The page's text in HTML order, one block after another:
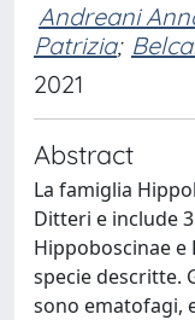
Andreani
Patrizia;
2021
Abstract
La famiglia
Ditteri e include
Hippoboscinae
specie descritte.
sono ematofagi,